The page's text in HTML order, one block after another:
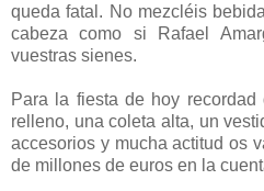
queda fatal. No mezcléis
cabeza como si Rafael
vuestras sienes.
Para la fiesta de hoy
relleno, una coleta alta, un
accesorios y mucha actitud os
de millones de euros en la